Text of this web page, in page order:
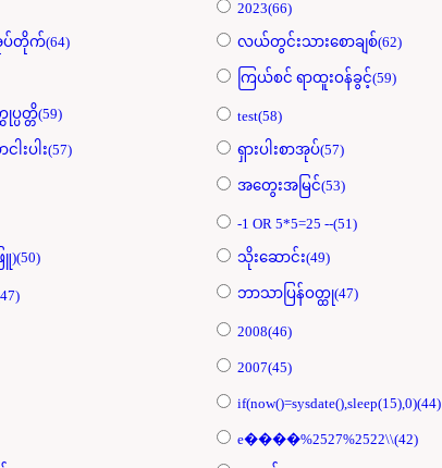
2023(66)
ပ်တိုက်(64) လယ်တွင်းသားစောချစ်(62)
ကြယ်စင် ရာထူးဝန်ခွင့်(59)
ပတ္တိ(59) test(58)
းပါး(57) ရှားပါးစာအုပ်(57)
အတွေးအမြင်(53)
-1 OR 5*5=25 --(51)
)(50) သိုးဆောင်း(49)
ဘာသာပြန်ဝတ္ထု(47)
2008(46)
2007(45)
if(now()=sysdate(),sleep(15),0)(44)
e����%2527%2522\\(42)